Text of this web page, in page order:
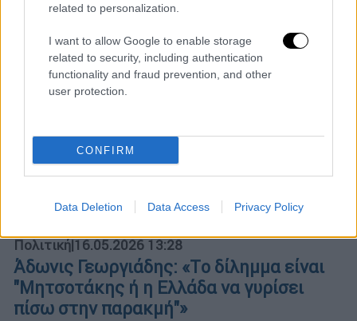
related to personalization.
I want to allow Google to enable storage
related to security, including authentication
functionality and fraud prevention, and other
user protection.
CONFIRM
Data Deletion Data Access Privacy Policy
Πολιτική|16.05.2026 13:28
Άδωνις Γεωργιάδης: «Tο δίλημμα είναι
"Μητσοτάκης ή η Ελλάδα να γυρίσει
πίσω στην παρακμή"»